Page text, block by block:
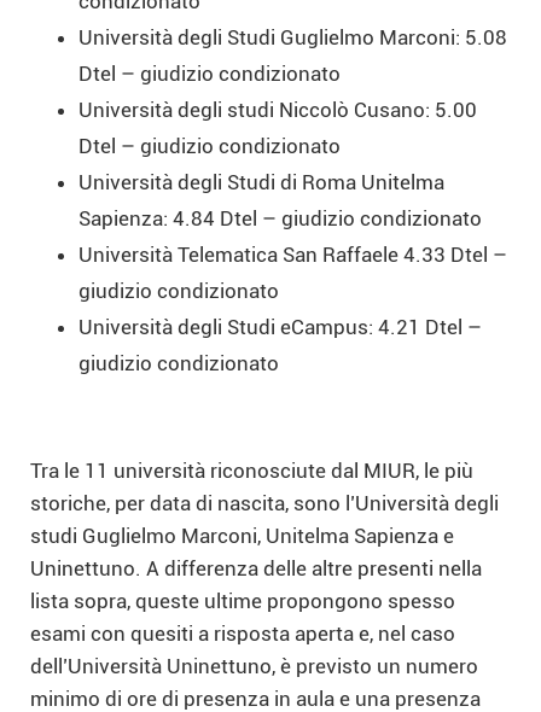
Università degli Studi Guglielmo Marconi: 5.08
Dtel – giudizio condizionato
Università degli studi Niccolò Cusano: 5.00
Dtel – giudizio condizionato
Università degli Studi di Roma Unitelma
Sapienza: 4.84 Dtel – giudizio condizionato
Università Telematica San Raffaele 4.33 Dtel –
giudizio condizionato
Università degli Studi eCampus: 4.21 Dtel –
giudizio condizionato
Tra le 11 università riconosciute dal MIUR, le più
storiche, per data di nascita, sono l’Università degli
studi Guglielmo Marconi, Unitelma Sapienza e
Uninettuno. A differenza delle altre presenti nella
lista sopra, queste ultime propongono spesso
esami con quesiti a risposta aperta e, nel caso
dell’Università Uninettuno, è previsto un numero
minimo di ore di presenza in aula e una presenza